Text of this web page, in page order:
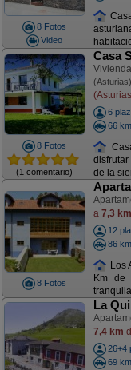
8 Fotos
Video
8 Fotos
(1 comentario)
Casa
(Asturias)
6
66
de la
8 Fotos
a 7,3 km
12
86
Los
Km de
La
7,4 km
26+4
69